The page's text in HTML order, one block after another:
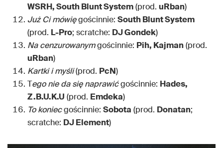
WSRH, South Blunt System(prod. uRban)
Już Ci mówięgościnnie: South Blunt System
(prod. L-Pro; scratche: DJ Gondek)
Na cenzurowanymgościnnie: Pih, Kajman(prod.
uRban)
Kartki i myśli(prod. PcN)
Tego nie da się naprawićgościnnie: Hades,
Z.B.U.K.U (prod. Emdeka)
To koniecgościnnie: Sobota (prod. Donatan;
scratche: DJ Element)